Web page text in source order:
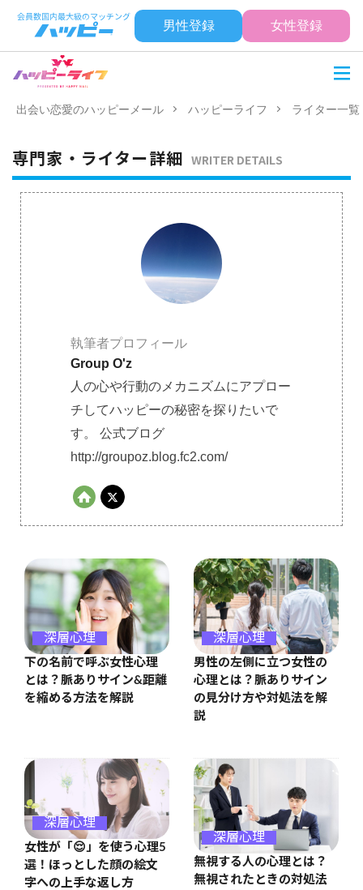
男性登録 女性登録
出会い恋愛のハッピーメール ハッピーライフ ライター一覧
専門家・ライター詳細 WRITER DETAILS
執筆者プロフィール
Group O'z
人の心や行動のメカニズムにアプロー
チしてハッピーの秘密を探りたいで
す。 公式ブログ
http://groupoz.blog.fc2.com/
深層心理
下の名前で呼ぶ女性心理
とは？脈ありサイン&距離
を縮める方法を解説
深層心理
男性の左側に立つ女性の
心理とは？脈ありサイン
の見分け方や対処法を解
説
深層心理
女性が「😌」を使う心理5
選！ほっとした顔の絵文
字への上手な返し方
深層心理
無視する人の心理とは？
無視されたときの対処法